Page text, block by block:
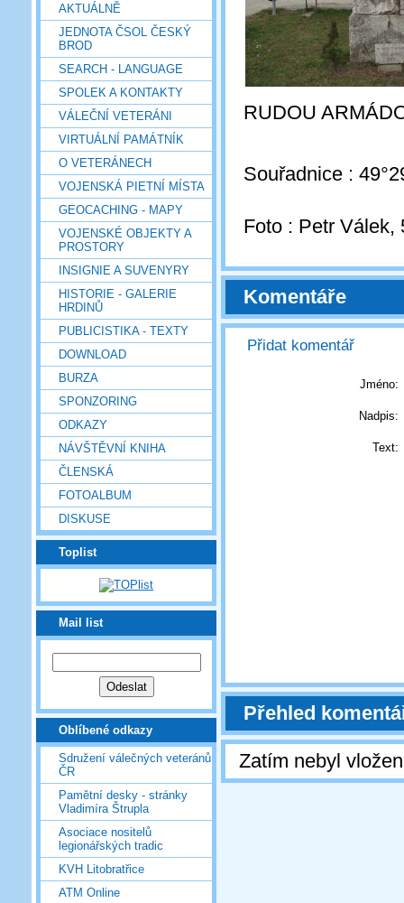
AKTUÁLNĚ
JEDNOTA ČSOL ČESKÝ
BROD
SEARCH - LANGUAGE
SPOLEK A KONTAKTY
VÁLEČNÍ VETERÁNI
VIRTUÁLNÍ PAMÁTNÍK
O VETERÁNECH
VOJENSKÁ PIETNÍ MÍSTA
GEOCACHING - MAPY
VOJENSKÉ OBJEKTY A
PROSTORY
INSIGNIE A SUVENYRY
HISTORIE - GALERIE
HRDINŮ
PUBLICISTIKA - TEXTY
DOWNLOAD
BURZA
SPONZORING
ODKAZY
NÁVŠTĚVNÍ KNIHA
ČLENSKÁ
FOTOALBUM
DISKUSE
Toplist
Mail list
Oblíbené odkazy
Sdružení válečných veteránů
ČR
Pamětní desky - stránky
Vladimíra Štrupla
Asociace nositelů
legionářských tradic
KVH Litobratřice
ATM Online
RUDOU
Souřadnice :
Foto : Petr Válek,
Komentáře
Přidat komentář
Jméno:
Nadpis:
Text:
Přehled
Zatím nebyl